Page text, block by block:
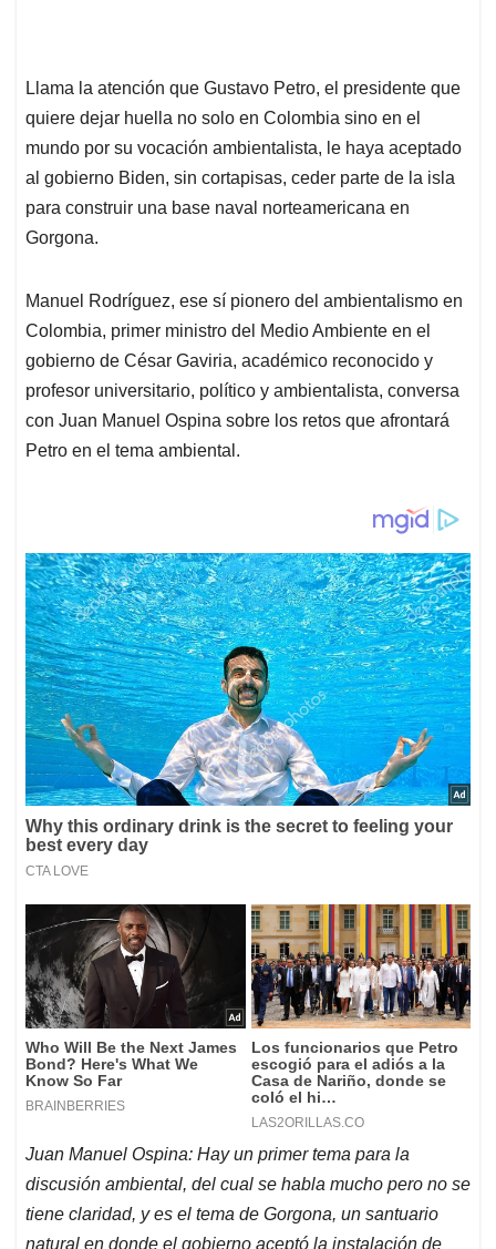
Llama la atención que Gustavo Petro, el presidente que
quiere dejar huella no solo en Colombia sino en el
mundo por su vocación ambientalista, le haya aceptado
al gobierno Biden, sin cortapisas, ceder parte de la isla
para construir una base naval norteamericana en
Gorgona.
Manuel Rodríguez, ese sí pionero del ambientalismo en
Colombia, primer ministro del Medio Ambiente en el
gobierno de César Gaviria, académico reconocido y
profesor universitario, político y ambientalista, conversa
con Juan Manuel Ospina sobre los retos que afrontará
Petro en el tema ambiental.
Juan Manuel Ospina: Hay un primer tema para la
discusión ambiental, del cual se habla mucho pero no se
tiene claridad, y es el tema de Gorgona, un santuario
natural en donde el gobierno aceptó la instalación de